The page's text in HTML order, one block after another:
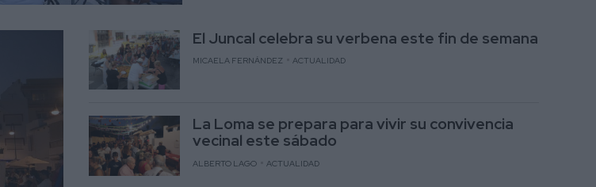
El Juncal celebra su verbena este fin de semana
MICAELA FERNÁNDEZ ACTUALIDAD
La Loma se prepara para vivir su convivencia
vecinal este sábado
ALBERTO LAGO ACTUALIDAD